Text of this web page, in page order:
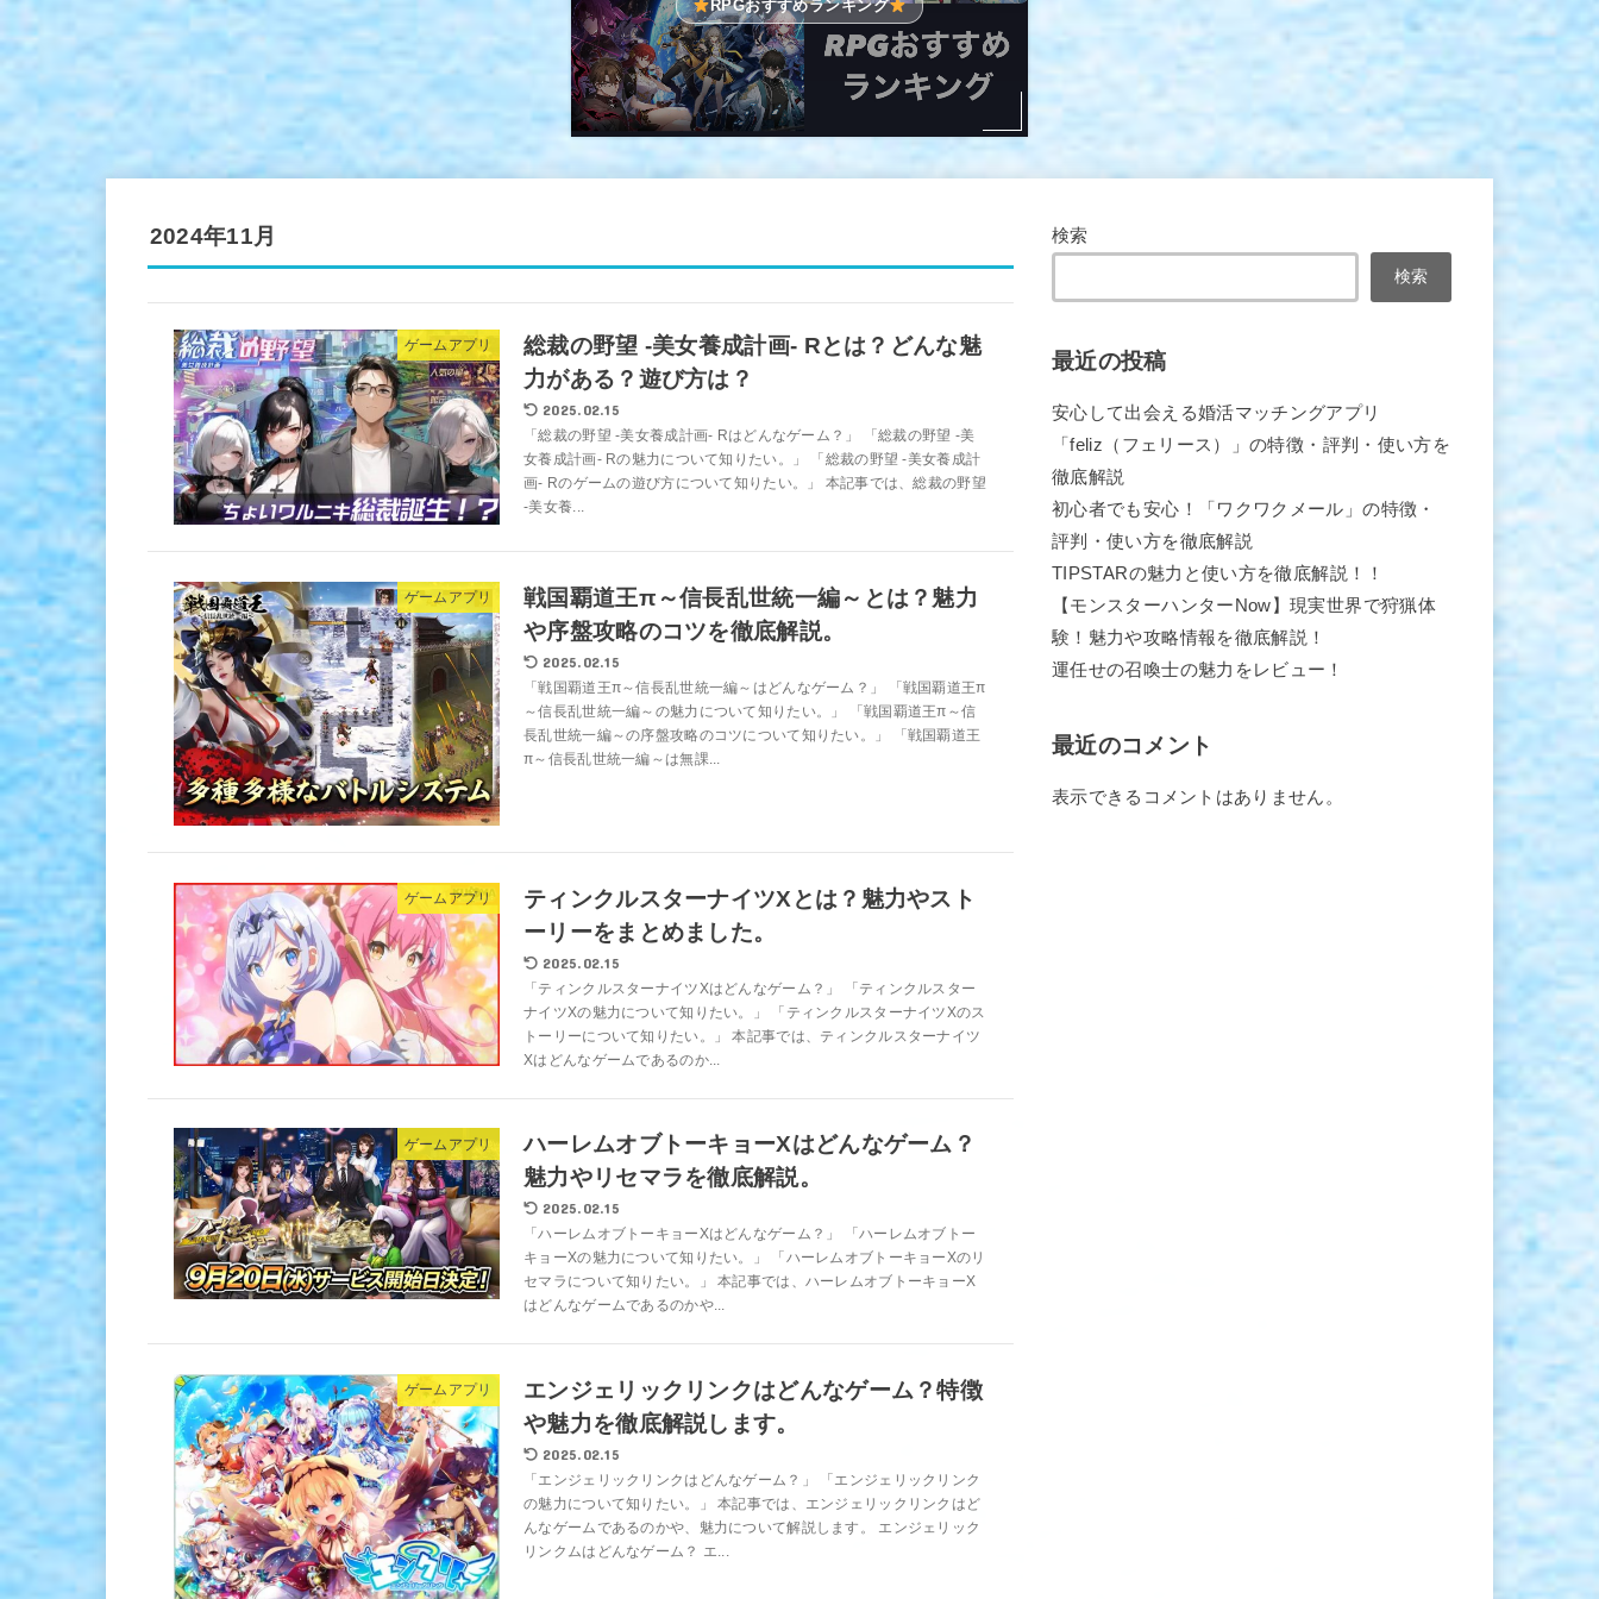
RPGおすすめランキング
2024年11月
ゲームアプリ
総裁の野望 -美女養成計画- Rとは？どんな魅
力がある？遊び方は？
2025.02.15
「総裁の野望 -美女養成計画- Rはどんなゲーム？」 「総裁の野望 -美
女養成計画- Rの魅力について知りたい。」 「総裁の野望 -美女養成計
画- Rのゲームの遊び方について知りたい。」 本記事では、総裁の野望
-美女養...
ゲームアプリ
戦国覇道王π～信長乱世統一編～とは？魅力
や序盤攻略のコツを徹底解説。
2025.02.15
「戦国覇道王π～信長乱世統一編～はどんなゲーム？」 「戦国覇道王π
～信長乱世統一編～の魅力について知りたい。」 「戦国覇道王π～信
長乱世統一編～の序盤攻略のコツについて知りたい。」 「戦国覇道王
π～信長乱世統一編～は無課...
ゲームアプリ
ティンクルスターナイツXとは？魅力やスト
ーリーをまとめました。
2025.02.15
「ティンクルスターナイツXはどんなゲーム？」 「ティンクルスター
ナイツXの魅力について知りたい。」 「ティンクルスターナイツXのス
トーリーについて知りたい。」 本記事では、ティンクルスターナイツ
Xはどんなゲームであるのか...
ゲームアプリ
ハーレムオブトーキョーXはどんなゲーム？
魅力やリセマラを徹底解説。
2025.02.15
「ハーレムオブトーキョーXはどんなゲーム？」 「ハーレムオブトー
キョーXの魅力について知りたい。」 「ハーレムオブトーキョーXのリ
セマラについて知りたい。」 本記事では、ハーレムオブトーキョーX
はどんなゲームであるのかや...
ゲームアプリ
エンジェリックリンクはどんなゲーム？特徴
や魅力を徹底解説します。
2025.02.15
「エンジェリックリンクはどんなゲーム？」 「エンジェリックリンク
の魅力について知りたい。」 本記事では、エンジェリックリンクはど
んなゲームであるのかや、魅力について解説します。 エンジェリック
リンクムはどんなゲーム？ エ...
検索
検索
最近の投稿
安心して出会える婚活マッチングアプリ
「feliz（フェリース）」の特徴・評判・使い方を
徹底解説
初心者でも安心！「ワクワクメール」の特徴・
評判・使い方を徹底解説
TIPSTARの魅力と使い方を徹底解説！！
【モンスターハンターNow】現実世界で狩猟体
験！魅力や攻略情報を徹底解説！
運任せの召喚士の魅力をレビュー！
最近のコメント
表示できるコメントはありません。